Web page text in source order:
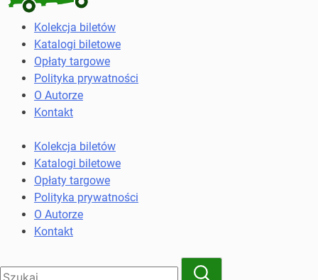
Kolekcja
biletów
komunikacji
miejskiej
kolejowych
Kolekcja biletów
Katalogi biletowe
Opłaty targowe
Polityka prywatności
O Autorze
Kontakt
Kolekcja biletów
Katalogi biletowe
Opłaty targowe
Polityka prywatności
O Autorze
Kontakt
Close
Search